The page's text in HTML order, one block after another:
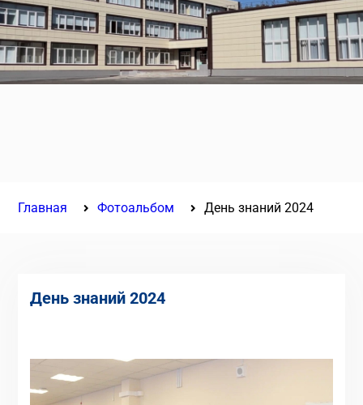
Главная Фотоальбом День знаний 2024
День знаний 2024